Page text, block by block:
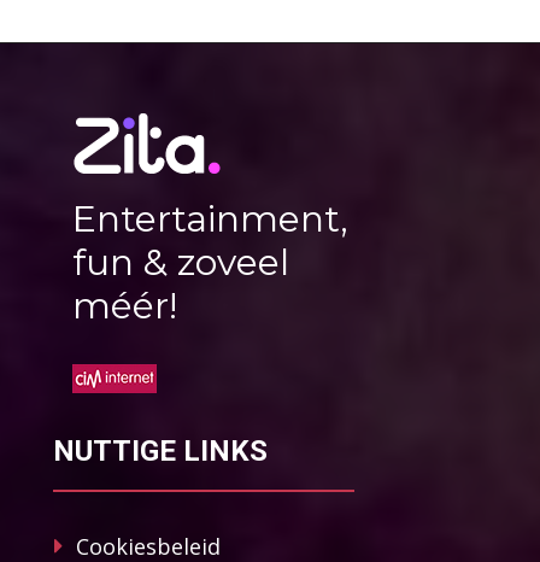
Entertainment,
fun & zoveel
méér!
NUTTIGE LINKS
Cookiesbeleid